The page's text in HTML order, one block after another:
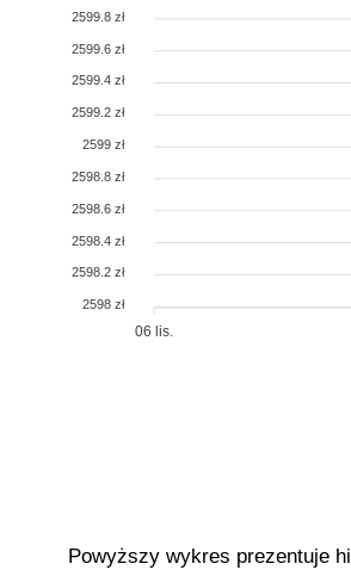
2599.8 zł
2599.6 zł
2599.4 zł
2599.2 zł
2599 zł
2598.8 zł
2598.6 zł
2598.4 zł
2598.2 zł
2598 zł
06 lis.
Powyższy wykres prezentuje